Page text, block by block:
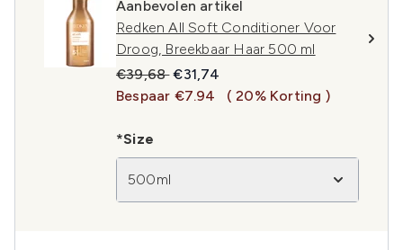
Aanbevolen artikel
Redken All Soft Conditioner Voor
Droog, Breekbaar Haar 500 ml
Recommended Retail Price:
€39,68Huidige prijs:
€31,74
Bespaar €7.94
( 20% Korting )
*Size
500ml